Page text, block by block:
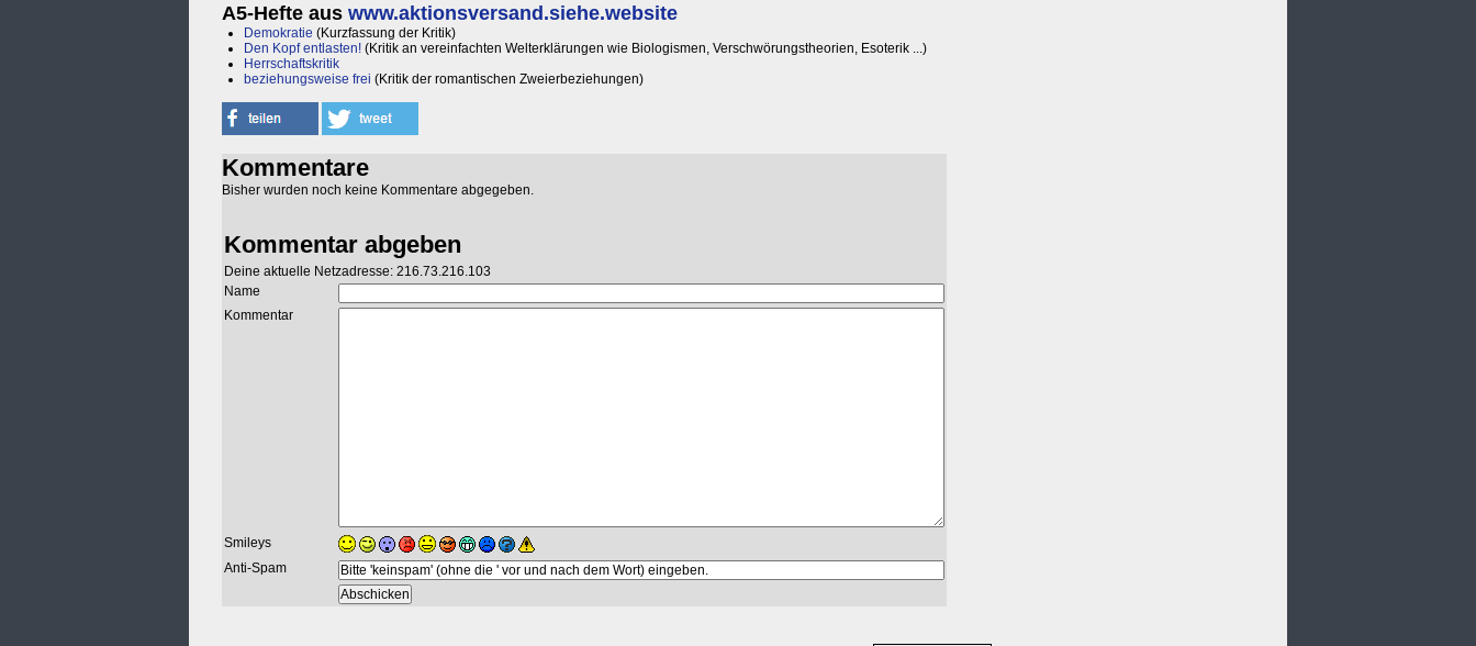
A5-Hefte aus www.aktionsversand.siehe.website
Demokratie (Kurzfassung der Kritik)
Den Kopf entlasten! (Kritik an vereinfachten Welterklärungen wie Biologismen, Verschwörungstheorien, Esoterik ...)
Herrschaftskritik
beziehungsweise frei (Kritik der romantischen Zweierbeziehungen)
Kommentare
Bisher wurden noch keine Kommentare abgegeben.
Kommentar abgeben
Deine aktuelle Netzadresse: 216.73.216.103
Name
Kommentar
Smileys
Anti-Spam